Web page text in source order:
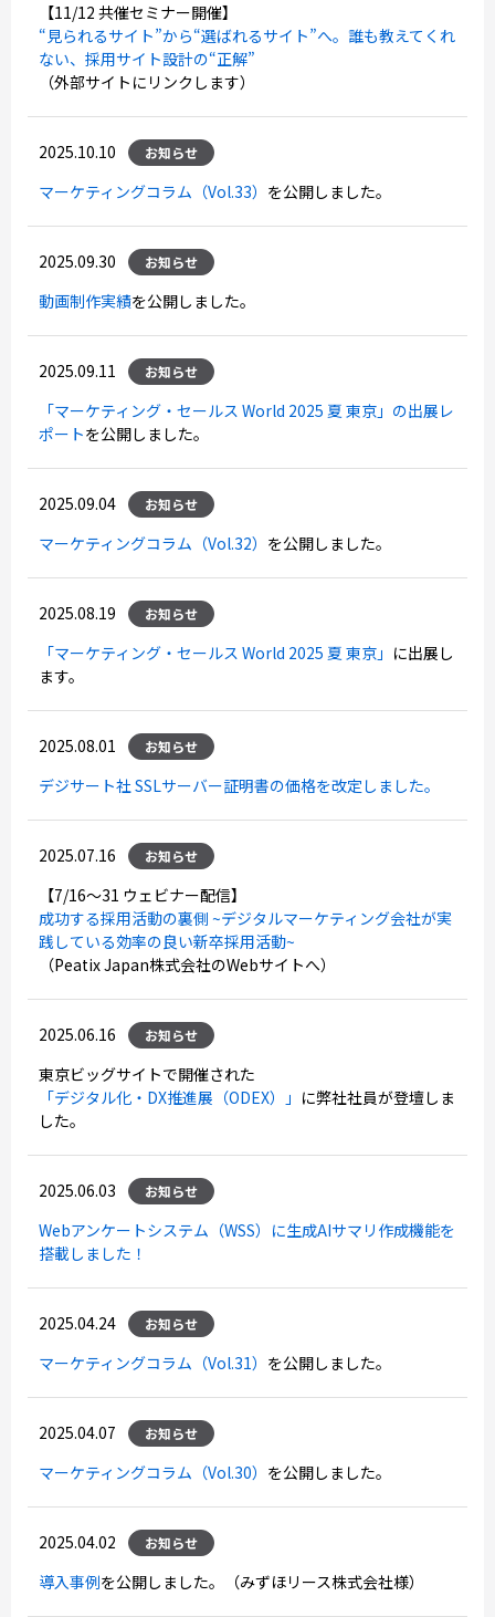
【11/12 共催セミナー開催】
“見られるサイト”から“選ばれるサイト”へ。誰も教えてくれ
ない、採用サイト設計の“正解”
（外部サイトにリンクします）
2025.10.10 お知らせ
マーケティングコラム（Vol.33） を公開しました。
2025.09.30 お知らせ
動画制作実績を公開しました。
2025.09.11 お知らせ
「マーケティング・セールス World 2025 夏 東京」の出展レ
ポートを公開しました。
2025.09.04 お知らせ
マーケティングコラム（Vol.32） を公開しました。
2025.08.19 お知らせ
「マーケティング・セールス World 2025 夏 東京」 に出展し
ます。
2025.08.01 お知らせ
デジサート社 SSLサーバー証明書の価格を改定しました。
2025.07.16 お知らせ
【7/16～31 ウェビナー配信】
成功する採用活動の裏側 ~デジタルマーケティング会社が実
践している効率の良い新卒採用活動~
（Peatix Japan株式会社のWebサイトへ）
2025.06.16 お知らせ
東京ビッグサイトで開催された
「デジタル化・DX推進展（ODEX）」 に弊社社員が登壇しま
した。
2025.06.03 お知らせ
Webアンケートシステム（WSS）に生成AIサマリ作成機能を
搭載しました！
2025.04.24 お知らせ
マーケティングコラム（Vol.31） を公開しました。
2025.04.07 お知らせ
マーケティングコラム（Vol.30） を公開しました。
2025.04.02 お知らせ
導入事例を公開しました。（みずほリース株式会社様）